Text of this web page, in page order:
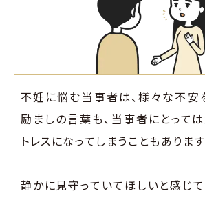
不妊に悩む当事者は、様々な不安
励ましの言葉も、当事者にとって
トレスになってしまうこともあります
静かに見守っていてほしいと感じ